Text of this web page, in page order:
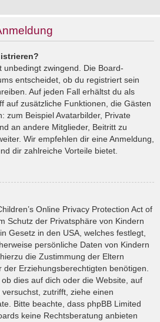
unbedingt zwingend. Die Board-
entscheidet, ob du registriert sein
Auf jeden Fall erhältst du als
auf zusätzliche Funktionen, die Gästen
zum Beispiel Avatarbilder, Private
an andere Mitglieder, Beitritt zu
Wir empfehlen dir eine Anmeldung,
dir zahlreiche Vorteile bietet.
Online Privacy Protection Act of
Schutz der Privatsphäre von Kindern
Gesetz in den USA, welches festlegt,
persönliche Daten von Kindern
die Zustimmung der Eltern
der Erziehungsberechtigten benötigen.
dies auf dich oder die Website, auf
zutrifft, ziehe einen
Bitte beachte, dass phpBB Limited
keine Rechtsberatung anbieten